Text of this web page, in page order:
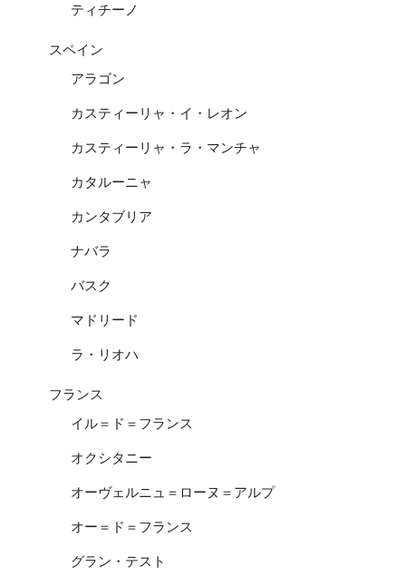
ティチーノ
スペイン
アラゴン
カスティーリャ・イ・レオン
カスティーリャ・ラ・マンチャ
カタルーニャ
カンタブリア
ナバラ
バスク
マドリード
ラ・リオハ
フランス
イル＝ド＝フランス
オクシタニー
オーヴェルニュ＝ローヌ＝アルプ
オー＝ド＝フランス
グラン・テスト